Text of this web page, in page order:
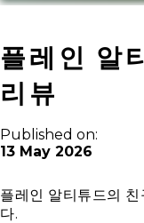
플레인 알
리뷰
Published on:
13 May 2026
플레인 알티튜드의
다.